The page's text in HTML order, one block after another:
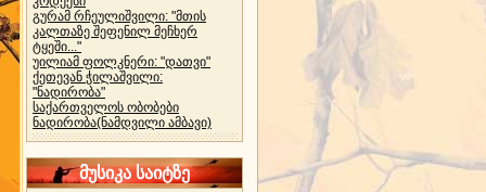
გურამ რჩეულიშვილი: "მთის
კალთაზე შეფენილ მეჩხერ
ტყეში..."
უილიამ ფოლკნერი: "დათვი"
ქეთევან ჭილაშვილი:
"ნადირობა"
საქართველოს ობობები
ნადირობა(ნამდვილი ამბავი)
მუსიკა საიტზე